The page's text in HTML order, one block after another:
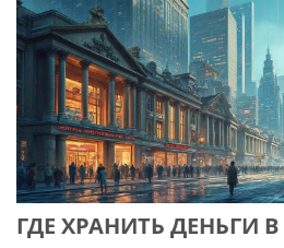
году.
ГДЕ ХРАНИТЬ ДЕНЬГИ В